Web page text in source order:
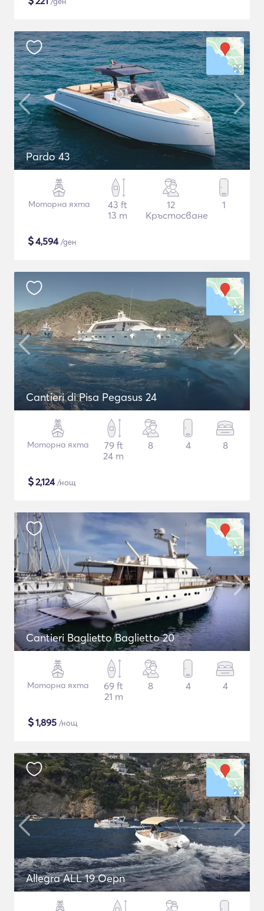
Pardo 43
Моторна яхта
43 ft
13 m
12
Кръстосване
1
$4,594/ден
Cantieri di Pisa Pegasus 24
Моторна яхта
79 ft
24 m
8 4 8
$2,124/нощ
Cantieri Baglietto Baglietto 20
Моторна яхта
69 ft
21 m
8 4 4
$1,895 /нощ
Allegra ALL 19 Oepn